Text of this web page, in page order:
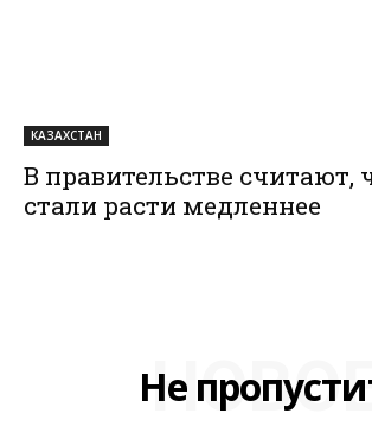
КАЗАХСТАН
В правительстве считают,
стали расти медленнее
Не